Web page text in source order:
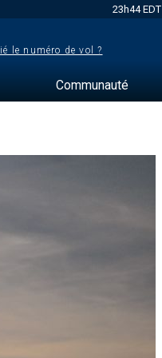
23h44 EDT
le numéro de vol ?
Communauté